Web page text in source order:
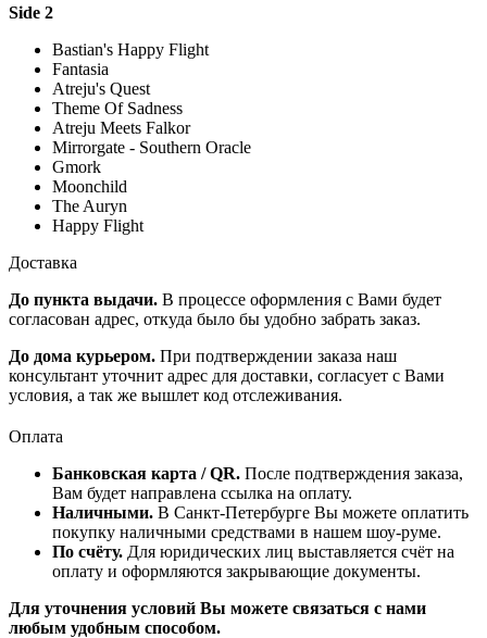
Side 2
Bastian's Happy Flight
Fantasia
Atreju's Quest
Theme Of Sadness
Atreju Meets Falkor
Mirrorgate - Southern Oracle
Gmork
Moonchild
The Auryn
Happy Flight
Доставка
До пункта выдачи. В процессе оформления с Вами будет
согласован адрес, откуда было бы удобно забрать заказ.
До дома курьером. При подтверждении заказа наш
консультант уточнит адрес для доставки, согласует с Вами
условия, а так же вышлет код отслеживания.
Оплата
Банковская карта / QR. После подтверждения заказа,
Вам будет направлена ссылка на оплату.
Наличными. В Санкт-Петербурге Вы можете оплатить
покупку наличными средствами в нашем шоу-руме.
По счёту. Для юридических лиц выставляется счёт на
оплату и оформляются закрывающие документы.
Для уточнения условий Вы можете связаться с нами
любым удобным способом.